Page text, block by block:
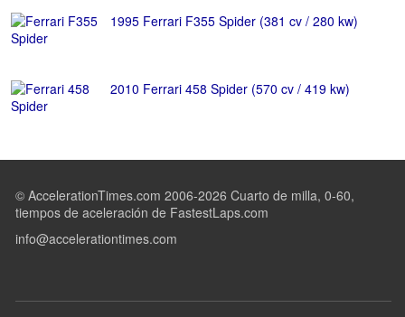
1995 Ferrari F355 Spider (381 cv / 280 kw)
2010 Ferrari 458 Spider (570 cv / 419 kw)
© AccelerationTimes.com 2006-2026 Cuarto de milla, 0-60,
tiempos de aceleración de FastestLaps.com
info@accelerationtimes.com